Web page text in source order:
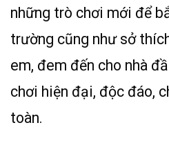
những trò chơi mới để
trường cũng như sở
em, đem đến cho nhà
chơi hiện đại, độc đáo,
toàn.